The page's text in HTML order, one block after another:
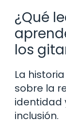
¿Qué
los
La
sobre la
identidad
inclusión.